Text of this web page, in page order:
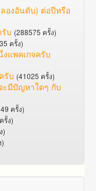
องอันดับ) ต่อปีหรือ
บ (288575 ครั้ง)
ครั้ง)
งแพคเกจครับ
รับ (41025 ครั้ง)
ะมีปัญหาใดๆ กับ
ครั้ง)
รั้ง)
)